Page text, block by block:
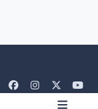
a
n
o
Contato